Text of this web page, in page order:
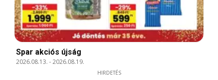
Spar akciós újság
2026.08.13. -2026.08.19.
HIRDETÉS